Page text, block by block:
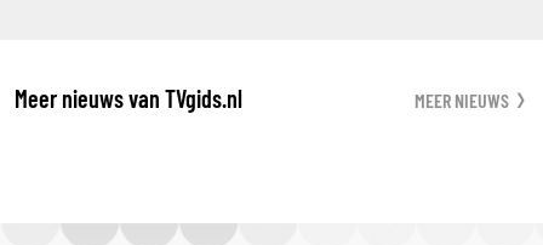
Meer nieuws van TVgids.nl MEER NIEUWS